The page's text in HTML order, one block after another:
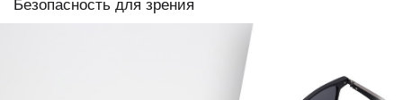
Безопасность для зрения